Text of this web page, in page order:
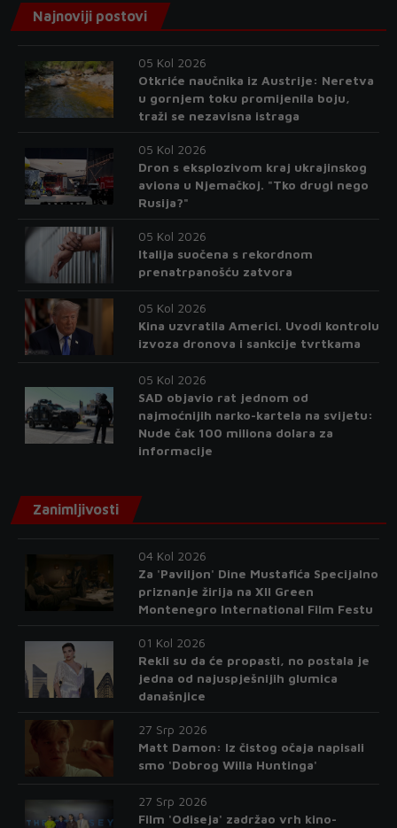
Najnoviji postovi
05 Kol 2026
Otkriće naučnika iz Austrije: Neretva
u gornjem toku promijenila boju,
traži se nezavisna istraga
05 Kol 2026
Dron s eksplozivom kraj ukrajinskog
aviona u Njemačkoj. "Tko drugi nego
Rusija?"
05 Kol 2026
Italija suočena s rekordnom
prenatrpanošću zatvora
05 Kol 2026
Kina uzvratila Americi. Uvodi kontrolu
izvoza dronova i sankcije tvrtkama
05 Kol 2026
SAD objavio rat jednom od
najmoćnijih narko-kartela na svijetu:
Nude čak 100 miliona dolara za
informacije
Zanimljivosti
04 Kol 2026
Za 'Paviljon' Dine Mustafića Specijalno
priznanje žirija na XII Green
Montenegro International Film Festu
01 Kol 2026
Rekli su da će propasti, no postala je
jedna od najuspješnijih glumica
današnjice
27 Srp 2026
Matt Damon: Iz čistog očaja napisali
smo 'Dobrog Willa Huntinga'
27 Srp 2026
Film 'Odiseja' zadržao vrh kino-